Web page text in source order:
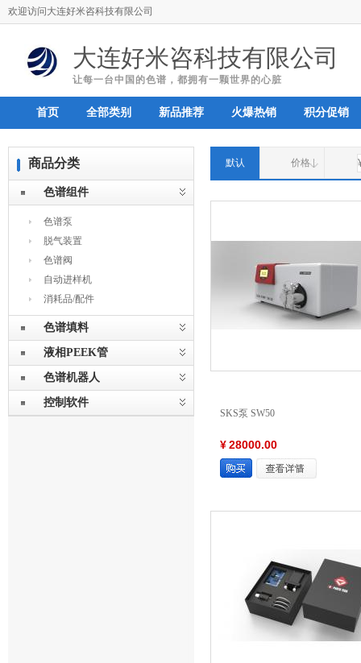
欢迎访问大连好米咨科技有限公司
大连好米咨科技有限公司
让每一台中国的色谱，都拥有一颗世界的心脏
首页 全部类别 新品推荐 火爆热销 积分促销
商品分类
色谱组件
色谱泵
脱气装置
色谱阀
自动进样机
消耗品/配件
色谱填料
液相PEEK管
色谱机器人
控制软件
默认 价格
SKS泵 SW50
¥28000.00